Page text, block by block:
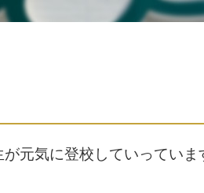
元気に登校していっていま